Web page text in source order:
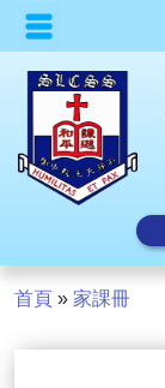
首頁 » 家課冊